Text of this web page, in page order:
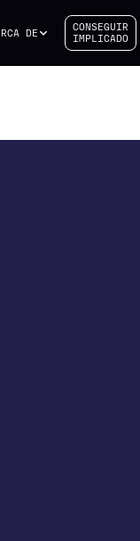
DE
CONSEGUIR
IMPLICADO